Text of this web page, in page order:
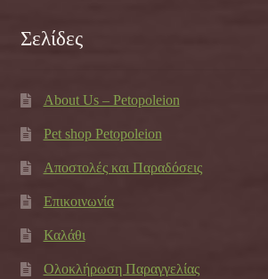
Σελίδες
About Us – Petopoleion
Pet shop Petopoleion
Αποστολές και Παραδόσεις
Επικοινωνία
Καλάθι
Ολοκλήρωση Παραγγελίας